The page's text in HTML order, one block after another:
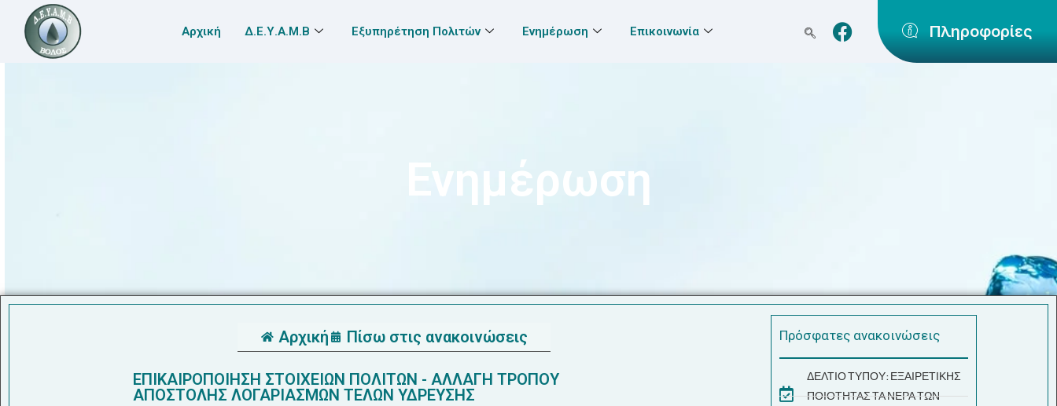
Αρχική Δ.Ε.Υ.Α.Μ.Β Εξυπηρέτηση Πολιτών Ενημέρωση Επικοινωνία Πληροφορίες
Ενημέρωση
Αρχική Πίσω στις ανακοινώσεις
ΕΠΙΚΑΙΡΟΠΟΙΗΣΗ ΣΤΟΙΧΕΙΩΝ ΠΟΛΙΤΩΝ - ΑΛΛΑΓΗ ΤΡΟΠΟΥ
ΑΠΟΣΤΟΛΗΣ ΛΟΓΑΡΙΑΣΜΩΝ ΤΕΛΩΝ ΥΔΡΕΥΣΗΣ
Πρόσφατες ανακοινώσεις
ΔΕΛΤΙΟ ΤΥΠΟΥ: ΕΞΑΙΡΕΤΙΚΗΣ
ΠΟΙΟΤΗΤΑΣ ΤΑ ΝΕΡΑ ΤΩΝ